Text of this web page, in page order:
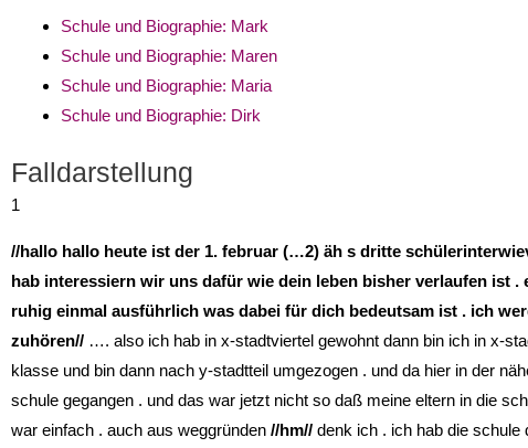
Schule und Biographie: Mark
Schule und Biographie: Maren
Schule und Biographie: Maria
Schule und Biographie: Dirk
Falldarstellung
1
//hallo hallo heute ist der 1. februar (…2) äh s dritte
hab interessiern wir uns dafür wie dein leben bisher verlaufen ist
ruhig einmal ausführlich was dabei für dich bedeutsam ist . ich
zuhören// …. also ich hab in x-stadtviertel gewohnt dann bin ich in x-
klasse und bin dann nach y-stadtteil umgezogen . und da hier in der
schule gegangen . und das war jetzt nicht so daß meine eltern in die
war einfach . auch aus weggründen //hm// denk ich . ich hab die schule